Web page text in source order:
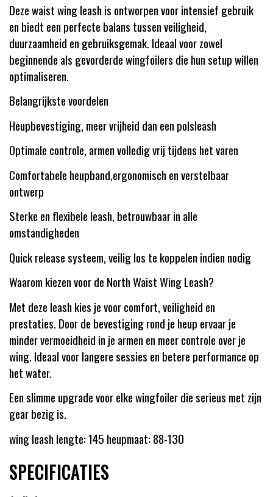
Deze waist wing leash is ontworpen voor intensief gebruik
en biedt een perfecte balans tussen veiligheid,
duurzaamheid en gebruiksgemak. Ideaal voor zowel
beginnende als gevorderde wingfoilers die hun setup willen
optimaliseren.
Belangrijkste voordelen
Heupbevestiging, meer vrijheid dan een polsleash
Optimale controle, armen volledig vrij tijdens het varen
Comfortabele heupband,ergonomisch en verstelbaar
ontwerp
Sterke en flexibele leash, betrouwbaar in alle
omstandigheden
Quick release systeem, veilig los te koppelen indien nodig
Waarom kiezen voor de North Waist Wing Leash?
Met deze leash kies je voor comfort, veiligheid en
prestaties. Door de bevestiging rond je heup ervaar je
minder vermoeidheid in je armen en meer controle over je
wing. Ideaal voor langere sessies en betere performance op
het water.
Een slimme upgrade voor elke wingfoiler die serieus met zijn
gear bezig is.
wing leash lengte: 145 heupmaat: 88-130
SPECIFICATIES